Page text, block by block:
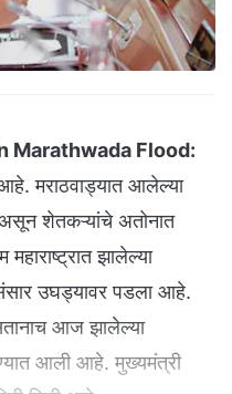
Marathwada Flood:
मराठवाड्यात आलेल्या
शेतकऱ्यांचे अतोनात
झालेल्या
उघड्यावर पडला आहे.
आज झालेल्या
आली आहे. मुख्यमंत्री